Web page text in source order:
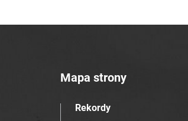
Mapa strony
Rekordy